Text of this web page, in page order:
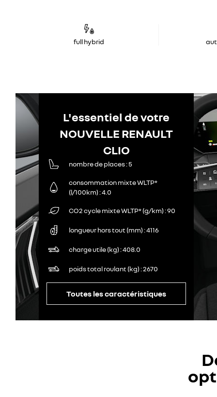
full hybrid
L'essentiel de votre
NOUVELLE RENAULT
CLIO
nombre de places 5
consommation mixte WLTP*
(l/100km) 4.0
CO2 cycle mixte WLTP* (g/km) 90
longueur hors tout (mm) 4116
charge utile (kg) 408.0
poids total roulant (kg) 2670
Toutes les caractéristiques